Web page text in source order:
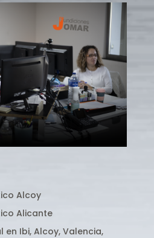
Alcoy
Alicante
en Ibi, Alcoy, Valencia,